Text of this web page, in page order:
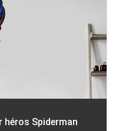
héros Spiderman